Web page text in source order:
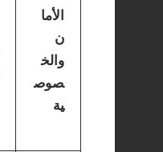
الأما
ن
والخ
صوص
ية